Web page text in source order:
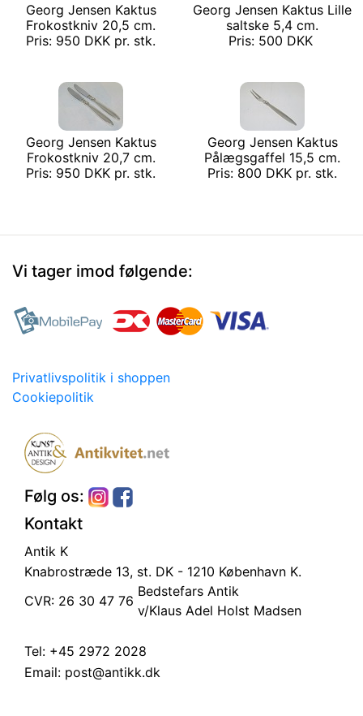
Georg Jensen Kaktus
Frokostkniv 20,5 cm.
Pris: 950 DKK pr. stk.
Georg Jensen Kaktus Lille
saltske 5,4 cm.
Pris: 500 DKK
Georg Jensen Kaktus
Frokostkniv 20,7 cm.
Pris: 950 DKK pr. stk.
Georg Jensen Kaktus
Pålægsgaffel 15,5 cm.
Pris: 800 DKK pr. stk.
Vi tager imod følgende:
Privatlivspolitik i shoppen
Cookiepolitik
Følg os:
Kontakt
Antik K
Knabrostræde 13, st. DK - 1210 København K.
CVR: 26 30 47 76
Bedstefars Antik
v/Klaus Adel Holst Madsen
Tel: +45 2972 2028
Email: post@antikk.dk